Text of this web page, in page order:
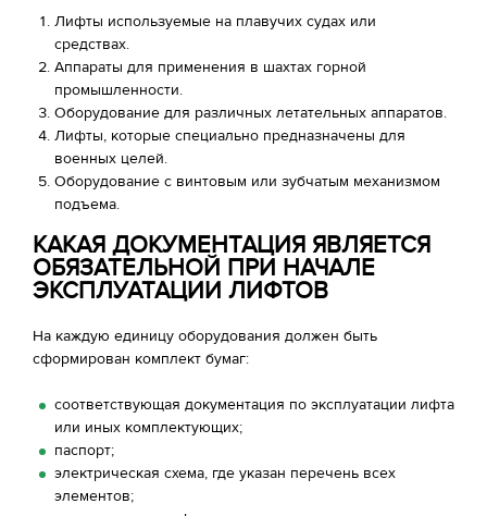
Лифты используемые на плавучих судах или
средствах.
Аппараты для применения в шахтах горной
промышленности.
Оборудование для различных летательных аппаратов.
Лифты, которые специально предназначены для
военных целей.
Оборудование с винтовым или зубчатым механизмом
подъема.
КАКАЯ ДОКУМЕНТАЦИЯ ЯВЛЯЕТСЯ
ОБЯЗАТЕЛЬНОЙ ПРИ НАЧАЛЕ
ЭКСПЛУАТАЦИИ ЛИФТОВ
На каждую единицу оборудования должен быть
сформирован комплект бумаг:
соответствующая документация по эксплуатации лифта
или иных комплектующих;
паспорт;
электрическая схема, где указан перечень всех
элементов;